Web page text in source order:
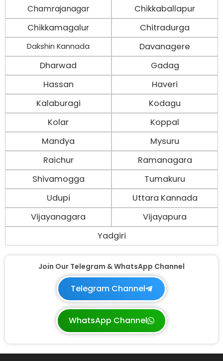
Chamrajanagar
Chikkaballapur
Chikkamagalur
Chitradurga
Dakshin Kannada
Davanagere
Dharwad
Gadag
Hassan
Haveri
Kalaburagi
Kodagu
Kolar
Koppal
Mandya
Mysuru
Raichur
Ramanagara
Shivamogga
Tumakuru
Udupi
Uttara Kannada
Vijayanagara
Vijayapura
Yadgiri
Join Our Telegram & WhatsApp Channel
Telegram Channel
WhatsApp Channel